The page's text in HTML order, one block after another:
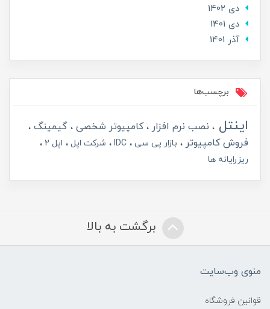
دی 1402
دی 1401
آذر 1401
برچسب‌ها
اینتل نصب نرم افزار کامپیوتر شخصی
گیمینگ
فروش کامپیوتر
بازار پی سی IDC شرکت اپل
اپل 2
ریزرایانه ها
برگشت به بالا
منوی وب‌سایت
قوانین فروشگاه